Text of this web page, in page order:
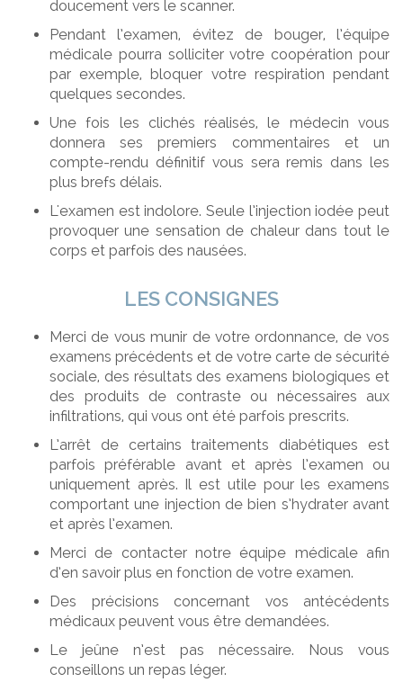
doucement vers le scanner.
Pendant l’examen, évitez de bouger, l’équipe
médicale pourra solliciter votre coopération pour
par exemple, bloquer votre respiration pendant
quelques secondes.
Une fois les clichés réalisés, le médecin vous
donnera ses premiers commentaires et un
compte-rendu définitif vous sera remis dans les
plus brefs délais.
L'examen est indolore. Seule l’injection iodée peut
provoquer une sensation de chaleur dans tout le
corps et parfois des nausées.
LES CONSIGNES
Merci de vous munir de votre ordonnance, de vos
examens précédents et de votre carte de sécurité
sociale, des résultats des examens biologiques et
des produits de contraste ou nécessaires aux
infiltrations, qui vous ont été parfois prescrits.
L’arrêt de certains traitements diabétiques est
parfois préférable avant et après l’examen ou
uniquement après. Il est utile pour les examens
comportant une injection de bien s’hydrater avant
et après l’examen.
Merci de contacter notre équipe médicale afin
d’en savoir plus en fonction de votre examen.
Des précisions concernant vos antécédents
médicaux peuvent vous être demandées.
Le jeûne n’est pas nécessaire. Nous vous
conseillons un repas léger.